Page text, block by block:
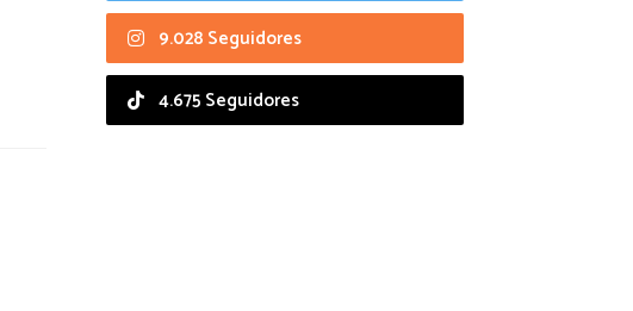
9.028 Seguidores
4.675 Seguidores